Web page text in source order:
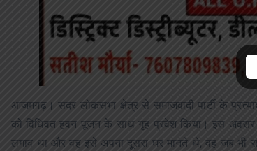
आजमगढ़। सदर लोकसभा क्षेत्र से समाजवादी पार्टी के
को विधिवत हवन पूजन के साथ गृह प्रवेश किया। इस अवसर
लगाव था और वह इसे अपना दूसरा घर मानते थे, वह जब भी